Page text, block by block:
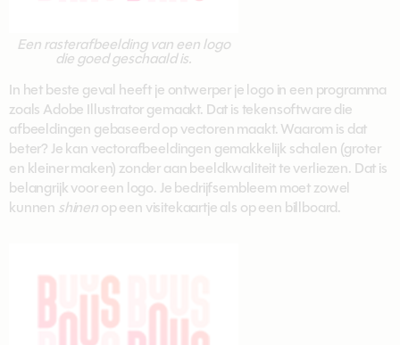
Een rasterafbeelding van een logo
die goed geschaald is.
In het beste geval heeft je ontwerper je logo in een programma
zoals Adobe Illustrator gemaakt. Dat is tekensoftware die
afbeeldingen gebaseerd op vectoren maakt. Waarom is dat
beter? Je kan vectorafbeeldingen gemakkelijk schalen (groter
en kleiner maken) zonder aan beeldkwaliteit te verliezen. Dat is
belangrijk voor een logo. Je bedrijfsembleem moet zowel
kunnen shinenop een visitekaartje als op een billboard.